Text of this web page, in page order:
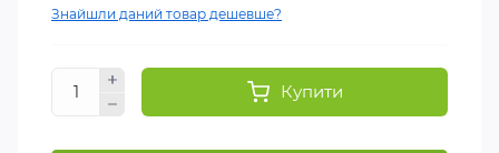
Знайшли даний товар дешевше?
Купити